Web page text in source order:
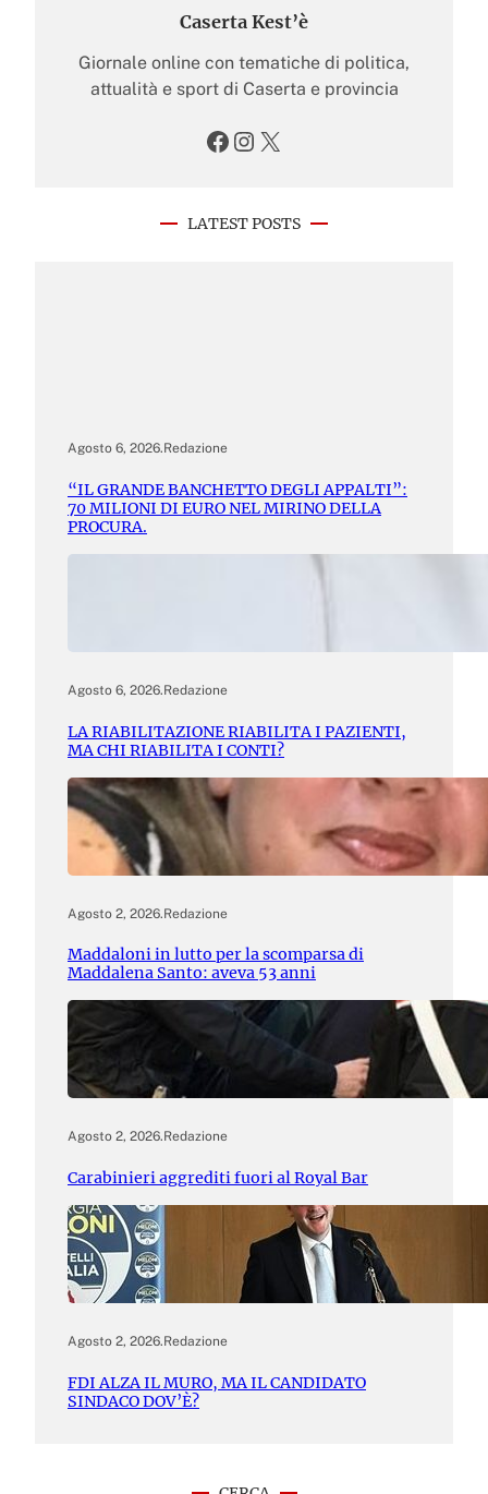
Caserta Kest’è
Giornale online con tematiche di politica,
attualità e sport di Caserta e provincia
Facebook Instagram X
LATEST POSTS
Agosto 6, 2026.Redazione
“IL GRANDE BANCHETTO DEGLI APPALTI”:
70 MILIONI DI EURO NEL MIRINO DELLA
PROCURA.
Agosto 6, 2026.Redazione
LA RIABILITAZIONE RIABILITA I PAZIENTI,
MA CHI RIABILITA I CONTI?
Agosto 2, 2026.Redazione
Maddaloni in lutto per la scomparsa di
Maddalena Santo: aveva 53 anni
Agosto 2, 2026.Redazione
Carabinieri aggrediti fuori al Royal Bar
Agosto 2, 2026.Redazione
FDI ALZA IL MURO, MA IL CANDIDATO
SINDACO DOV’È?